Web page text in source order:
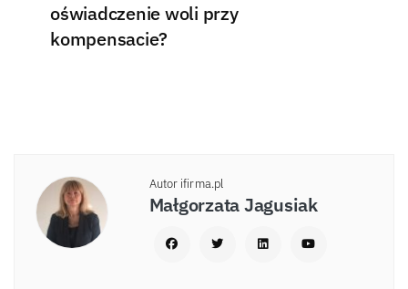
oświadczenie woli przy
kompensacie?
Autor ifirma.pl
Małgorzata Jagusiak